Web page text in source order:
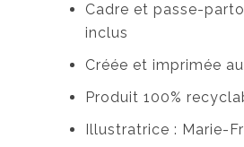
Cadre et passe-
inclus
Créée et imprimée
Produit 100%
Illustratrice : Marie-